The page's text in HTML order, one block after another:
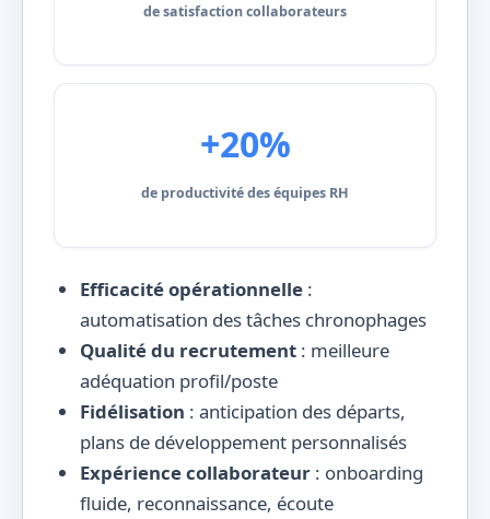
de satisfaction collaborateurs
+20%
de productivité des équipes RH
Efficacité opérationnelle :
automatisation des tâches chronophages
Qualité du recrutement : meilleure
adéquation profil/poste
Fidélisation : anticipation des départs,
plans de développement personnalisés
Expérience collaborateur : onboarding
fluide, reconnaissance, écoute